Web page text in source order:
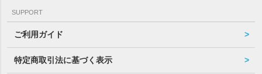
SUPPORT
ご利用ガイド
特定商取引法に基づく表示